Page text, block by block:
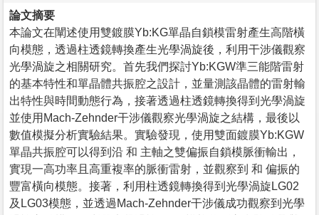
論文摘要
本論文在闡述使用雙鍍膜Yb:KG單晶自鎖模雷射產生高階橫
向模態，透過柱透鏡轉換產生光學渦旋後，利用干涉儀觀察
光學渦旋之相關研究。首先我們探討Yb:KGW準三能階雷射
的基本特性和單晶體共振腔之設計，並量測該晶體的雷射輸
出特性與時間動態行為，接著透過柱透鏡轉換得到光學渦旋
並使用Mach-Zehnder干涉儀觀察光學渦旋之結構，最後以
數值模擬分析實驗結果。實驗發現，使用雙面鍍膜Yb:KGW
單晶共振腔可以得到沿 和 主軸之雙偏振自鎖模脈衝輸出，
實現一高功率且高重複率的脈衝雷射，並觀察到 和 偏振的
豐富橫向模態。接著，利用柱透鏡轉換得到光學渦旋LG02
及LG03模態，並透過Mach-Zehnder干涉儀成功觀察到光學